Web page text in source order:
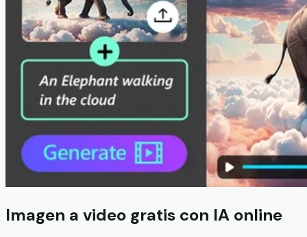
Imagen a video gratis con IA online